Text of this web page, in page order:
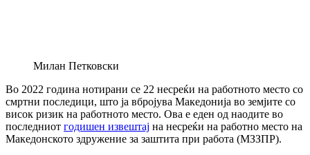
Милан Петковски
Во 2022 година нотирани се 22 несреќи на работното место со
смртни последици, што ја вбројува Македонија во земјите со
висок ризик на работното место. Ова е еден од наодите во
последниот годишен извештај на несреќи на работно место на
Македонското здружение за заштита при работа (МЗЗПР).